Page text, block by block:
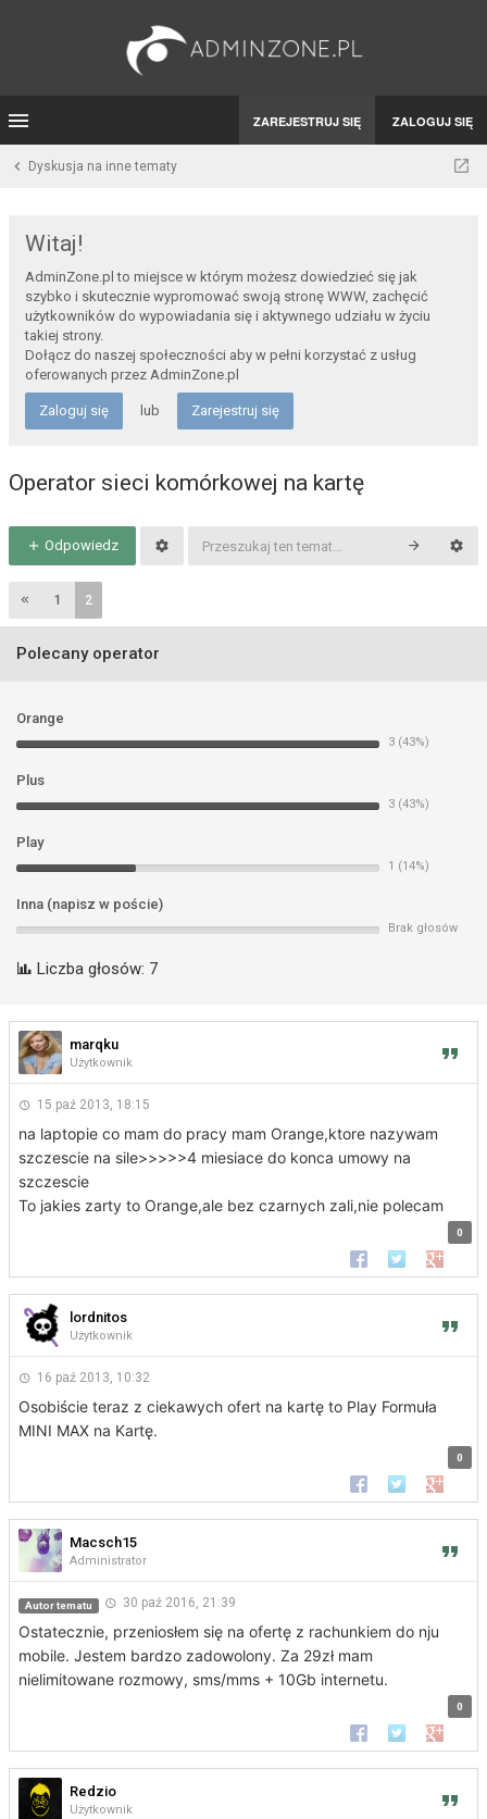
ZAREJESTRUJ SIĘ ZALOGUJ SIĘ
Dyskusja na inne tematy
Witaj!
AdminZone.pl to miejsce w którym możesz dowiedzieć się jak
szybko i skutecznie wypromować swoją stronę WWW, zachęcić
użytkowników do wypowiadania się i aktywnego udziału w życiu
takiej strony.
Dołącz do naszej społeczności aby w pełni korzystać z usług
oferowanych przez AdminZone.pl
Zaloguj się lub Zarejestruj się
Operator sieci komórkowej na kartę
Odpowiedz
1 2
Polecany operator
Orange
3 (43%)
Plus
3 (43%)
Play
1 (14%)
Inna (napisz w poście)
Brak głosów
Liczba głosów: 7
marqku
Użytkownik
15 paź 2013, 18:15
na laptopie co mam do pracy mam Orange,ktore nazywam
szczescie na sile>>>>>4 miesiace do konca umowy na
szczescie
To jakies zarty to Orange,ale bez czarnych zali,nie polecam
0
Udostępnij na
Udostępnij na
lordnitos
Użytkownik
16 paź 2013, 10:32
Osobiście teraz z ciekawych ofert na kartę to Play Formuła
MINI MAX na Kartę.
0
Udostępnij na
Udostępnij na
Macsch15
Administrator
Autor tematu 30 paź 2016, 21:39
Ostatecznie, przeniosłem się na ofertę z rachunkiem do nju
mobile. Jestem bardzo zadowolony. Za 29zł mam
nielimitowane rozmowy, sms/mms + 10Gb internetu.
0
Udostępnij na
Udostępnij na
Redzio
Użytkownik